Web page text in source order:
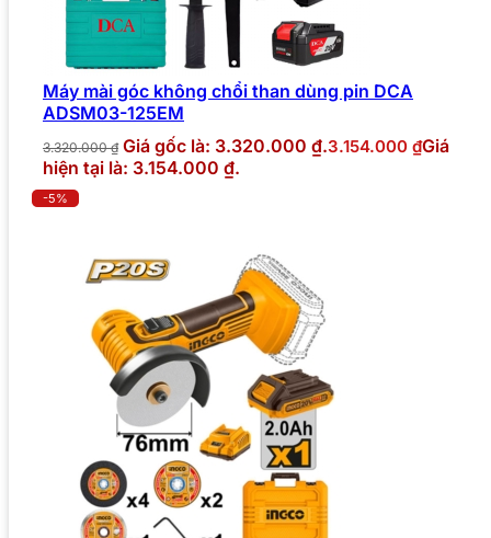
Máy mài góc không chổi than dùng pin DCA
ADSM03-125EM
3.320.000₫ Giá gốc là: 3.320.000 ₫.3.154.000 ₫Giá
hiện tại là: 3.154.000 ₫.
-5%